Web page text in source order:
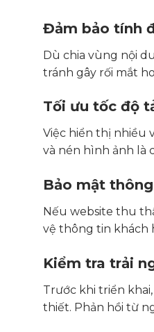
Đảm bảo tính
Dù chia vùng nội
tránh gây rối mắt
Tối ưu tốc độ
Việc hiển thị nhiều
và nén hình ảnh là
Bảo mật
Nếu website thu
vệ thông tin khách
Kiểm tra trải
Trước khi triển
thiết. Phản hồi từ